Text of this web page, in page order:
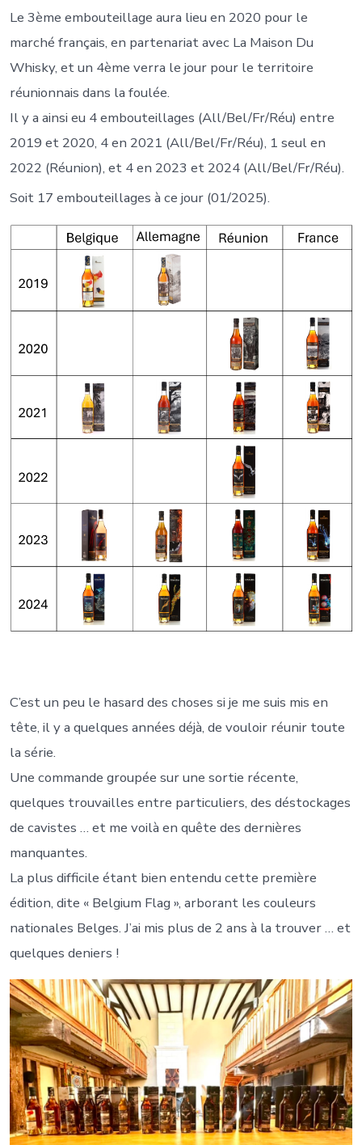
Le 3ème embouteillage aura lieu en 2020 pour le
marché français, en partenariat avec La Maison Du
Whisky, et un 4ème verra le jour pour le territoire
réunionnais dans la foulée.
Il y a ainsi eu 4 embouteillages (All/Bel/Fr/Réu) entre
2019 et 2020, 4 en 2021 (All/Bel/Fr/Réu), 1 seul en
2022 (Réunion), et 4 en 2023 et 2024 (All/Bel/Fr/Réu).
Soit 17 embouteillages à ce jour (01/2025).
C’est un peu le hasard des choses si je me suis mis en
tête, il y a quelques années déjà, de vouloir réunir toute
la série.
Une commande groupée sur une sortie récente,
quelques trouvailles entre particuliers, des déstockages
de cavistes … et me voilà en quête des dernières
manquantes.
La plus difficile étant bien entendu cette première
édition, dite « Belgium Flag », arborant les couleurs
nationales Belges. J’ai mis plus de 2 ans à la trouver … et
quelques deniers !